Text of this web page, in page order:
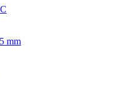
mm